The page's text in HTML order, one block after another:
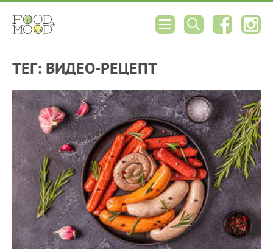
ТЕГ: ВИДЕО-РЕЦЕПТ